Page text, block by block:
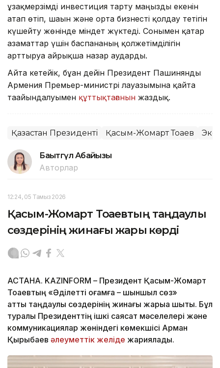
ұзақмерзімді инвестиция тарту маңызды екенін
атап өтіп, шағын және орта бизнесті қолдау тетігін
күшейту жөнінде міндет жүктеді. Сонымен қатар
азаматтар үшін баспананың қолжетімділігін
арттыруға айрықша назар аударды.
Айта кетейік, бұған дейін Президент Пашинянды
Армения Премьер-министрі лауазымына қайта
тағайындалуымен құттықтағанын жаздық.
Қазақстан Президенті Қасым-Жомарт Тоқаев
Бақытгүл Абайқызы
Авторлар
12:24, 05 Тамыз 2026
Қасым-Жомарт Тоқаевтың таңдаулы
сөздерінің жинағы жарық көрді
АСТАНА. KAZINFORM – Президент Қасым-Жомарт
Тоқаевтың «Әділетті қоғамға – шыншыл сөз»
атты таңдаулы сөздерінің жинағы жарыққа шықты. Бұл
туралы Президенттің ішкі саясат мәселелері және
коммуникациялар жөніндегі көмекшісі Арман
Қырықбаев әлеуметтік желіде жариялады.